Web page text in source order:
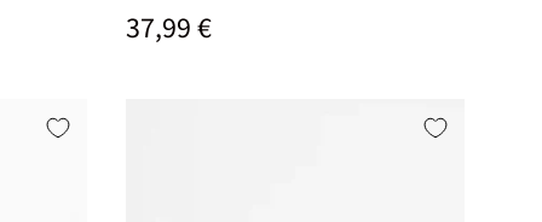
Običajna cena
37,99 €